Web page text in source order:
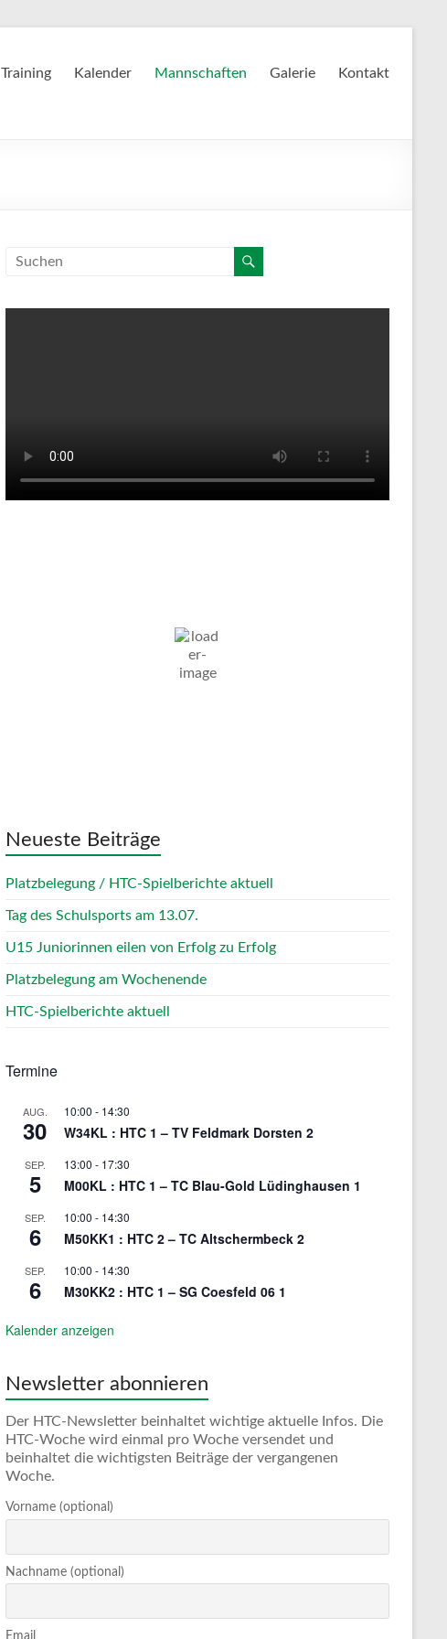
Training Kalender Mannschaften Galerie Kontakt
Neueste Beiträge
Platzbelegung / HTC-Spielberichte aktuell
Tag des Schulsports am 13.07.
U15 Juniorinnen eilen von Erfolg zu Erfolg
Platzbelegung am Wochenende
HTC-Spielberichte aktuell
Termine
AUG.
30
10:00 - 14:30
W34KL : HTC 1 – TV Feldmark Dorsten 2
SEP.
5
13:00 - 17:30
M00KL : HTC 1 – TC Blau-Gold Lüdinghausen 1
SEP.
6
10:00 - 14:30
M50KK1 : HTC 2 – TC Altschermbeck 2
SEP.
6
10:00 - 14:30
M30KK2 : HTC 1 – SG Coesfeld 06 1
Kalender anzeigen
Newsletter abonnieren
Der HTC-Newsletter beinhaltet wichtige aktuelle Infos. Die
HTC-Woche wird einmal pro Woche versendet und
beinhaltet die wichtigsten Beiträge der vergangenen
Woche.
Vorname (optional)
Nachname (optional)